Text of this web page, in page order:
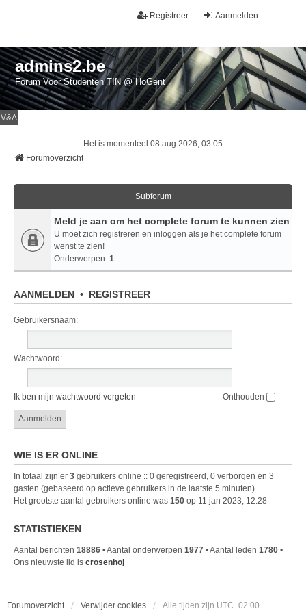
Aanmelden
Registreer
admins2.be
Forum Voor Studenten TIN @ HoGent
V&A
Het is momenteel 08 aug 2026, 03:05
Forumoverzicht
Subforum
Meld je aan om het complete forum te kunnen zien
U moet zich registreren en inloggen als je het complete forum
wenst te zien!
Onderwerpen: 1
AANMELDEN • REGISTREER
Gebruikersnaam:
Wachtwoord:
Ik ben mijn wachtwoord vergeten Onthouden
WIE IS ER ONLINE
In totaal zijn er 3 gebruikers online :: 0 geregistreerd, 0 verborgen en 3
gasten (gebaseerd op actieve gebruikers in de laatste 5 minuten)
Het grootste aantal gebruikers online was 150 op 11 jan 2023, 12:28
STATISTIEKEN
Aantal berichten 18886 • Aantal onderwerpen 1977 • Aantal leden 1780 •
Ons nieuwste lid is crosenhoj
Forumoverzicht Verwijder cookies Alle tijden zijn UTC+02:00